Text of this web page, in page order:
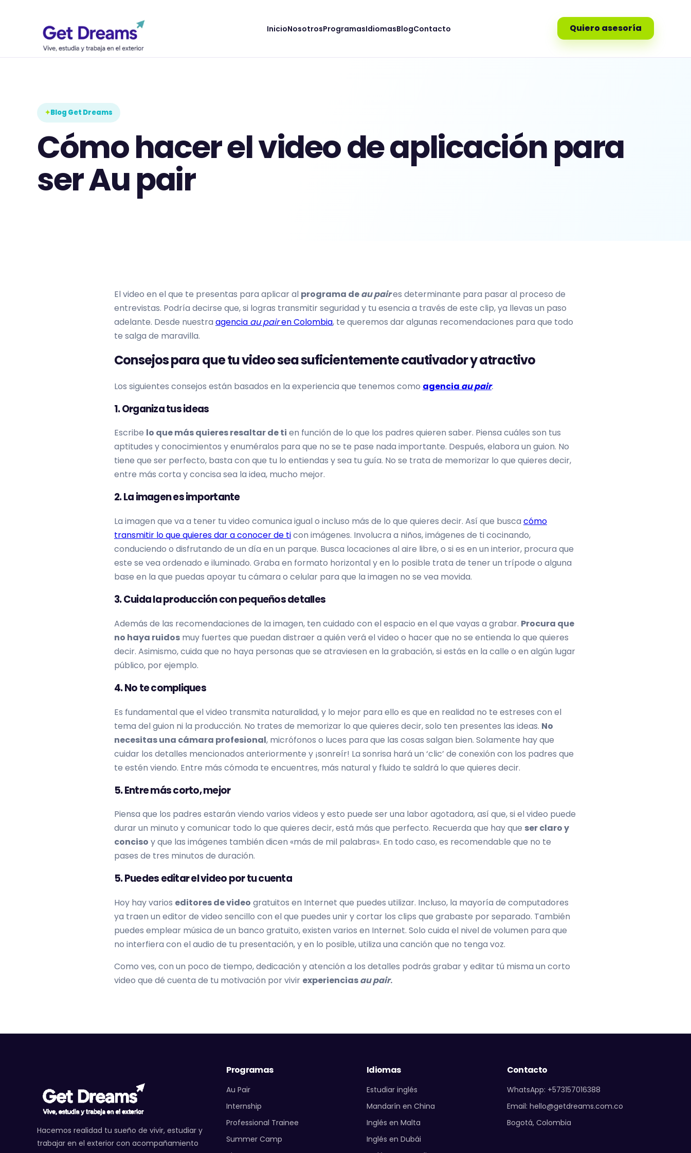
InicioNosotrosProgramasIdiomasBlogContacto Quiero asesoría
Blog Get Dreams
Cómo hacer el video de aplicación para
ser Au pair
El video en el que te presentas para aplicar al programa deau paires determinante para pasar al proceso de
entrevistas. Podría decirse que, si logras transmitir seguridad y tu esencia a través de este clip, ya llevas un paso
adelante. Desde nuestra agencia au pairen Colombia, te queremos dar algunas recomendaciones para que todo
te salga de maravilla.
Consejos para que tu video sea suficientemente cautivador y atractivo
Los siguientes consejos están basados en la experiencia que tenemos como agencia au pair.
1. Organiza tus ideas
Escribe lo que más quieres resaltar de ti en función de lo que los padres quieren saber. Piensa cuáles son tus
aptitudes y conocimientos y enuméralos para que no se te pase nada importante. Después, elabora un guion. No
tiene que ser perfecto, basta con que tu lo entiendas y sea tu guía. No se trata de memorizar lo que quieres decir,
entre más corta y concisa sea la idea, mucho mejor.
2. La imagen es importante
La imagen que va a tener tu video comunica igual o incluso más de lo que quieres decir. Así que busca cómo
transmitir lo que quieres dar a conocer de ticon imágenes. Involucra a niños, imágenes de ti cocinando,
conduciendo o disfrutando de un día en un parque. Busca locaciones al aire libre, o si es en un interior, procura que
este se vea ordenado e iluminado. Graba en formato horizontal y en lo posible trata de tener un trípode o alguna
base en la que puedas apoyar tu cámara o celular para que la imagen no se vea movida.
3. Cuida la producción con pequeños detalles
Además de las recomendaciones de la imagen, ten cuidado con el espacio en el que vayas a grabar. Procura que
no haya ruidos muy fuertes que puedan distraer a quién verá el video o hacer que no se entienda lo que quieres
decir. Asimismo, cuida que no haya personas que se atraviesen en la grabación, si estás en la calle o en algún lugar
público, por ejemplo.
4. No te compliques
Es fundamental que el video transmita naturalidad, y lo mejor para ello es que en realidad no te estreses con el
tema del guion ni la producción. No trates de memorizar lo que quieres decir, solo ten presentes las ideas. No
necesitas una cámara profesional, micrófonos o luces para que las cosas salgan bien. Solamente hay que
cuidar los detalles mencionados anteriormente y ¡sonreír! La sonrisa hará un ‘clic’ de conexión con los padres que
te estén viendo. Entre más cómoda te encuentres, más natural y fluido te saldrá lo que quieres decir.
5. Entre más corto, mejor
Piensa que los padres estarán viendo varios videos y esto puede ser una labor agotadora, así que, si el video puede
durar un minuto y comunicar todo lo que quieres decir, está más que perfecto. Recuerda que hay que ser claro y
conciso y que las imágenes también dicen «más de mil palabras». En todo caso, es recomendable que no te
pases de tres minutos de duración.
5. Puedes editar el video por tu cuenta
Hoy hay varios editores de video gratuitos en Internet que puedes utilizar. Incluso, la mayoría de computadores
ya traen un editor de video sencillo con el que puedes unir y cortar los clips que grabaste por separado. También
puedes emplear música de un banco gratuito, existen varios en Internet. Solo cuida el nivel de volumen para que
no interfiera con el audio de tu presentación, y en lo posible, utiliza una canción que no tenga voz.
Como ves, con un poco de tiempo, dedicación y atención a los detalles podrás grabar y editar tú misma un corto
video que dé cuenta de tu motivación por vivir experienciasau pair.
Hacemos realidad tu sueño de vivir, estudiar y
trabajar en el exterior con acompañamiento
Programas
Au Pair
Internship
Professional Trainee
Summer Camp
Idiomas
Estudiar inglés
Mandarín en China
Inglés en Malta
Inglés en Dubái
Contacto
WhatsApp: +573157016388
Email: hello@getdreams.com.co
Bogotá, Colombia